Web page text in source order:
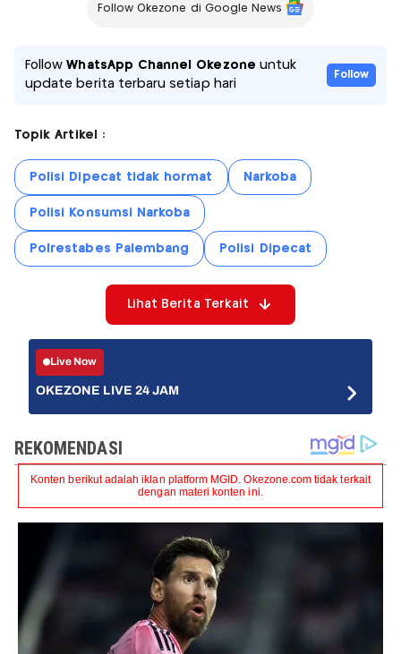
Follow Okezone di Google News
FollowWhatsApp Channel Okezone untuk
update berita terbaru setiap hari
Follow
Topik Artikel :
Polisi Dipecat tidak hormat Narkoba
Polisi Konsumsi Narkoba
Polrestabes Palembang Polisi Dipecat
Lihat Berita Terkait
Live Now
OKEZONE LIVE 24 JAM